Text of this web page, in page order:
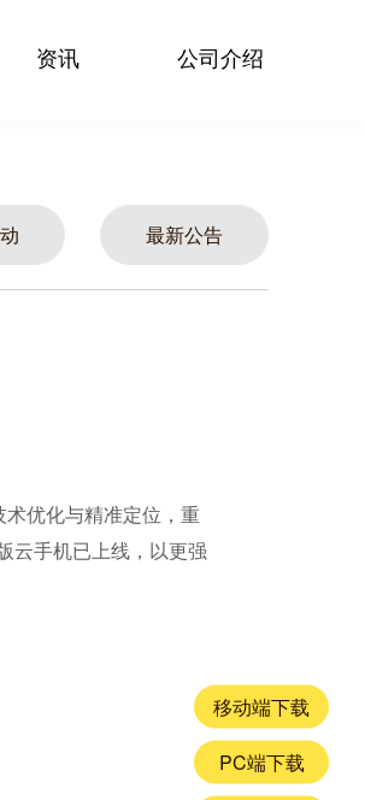
资讯 公司介绍
最新公告
优化与精准定位，重
云手机已上线，以更强
移动端下载
PC端下载